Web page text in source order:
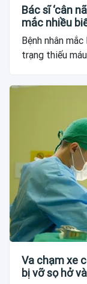
Bác sĩ ‘cân
mắc nhiều
Bệnh nhân
trạng thiếu
Va chạm xe
bị vỡ sọ hở